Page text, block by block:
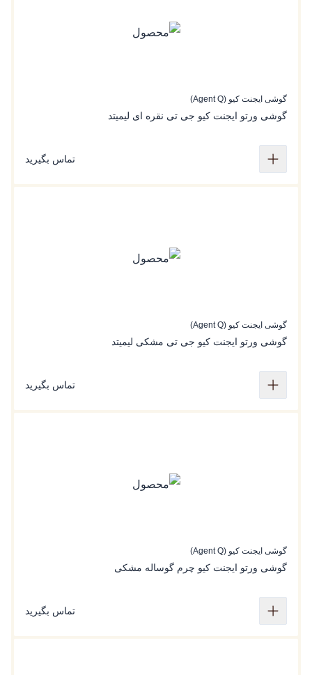
گوشی ایجنت کیو (Agent Q)
گوشی ورتو ایجنت کیو جی تی نقره ای لیمیتد
تماس بگیرید
گوشی ایجنت کیو (Agent Q)
گوشی ورتو ایجنت کیو جی تی مشکی لیمیتد
تماس بگیرید
گوشی ایجنت کیو (Agent Q)
گوشی ورتو ایجنت کیو‌ چرم گوساله مشکی
تماس بگیرید